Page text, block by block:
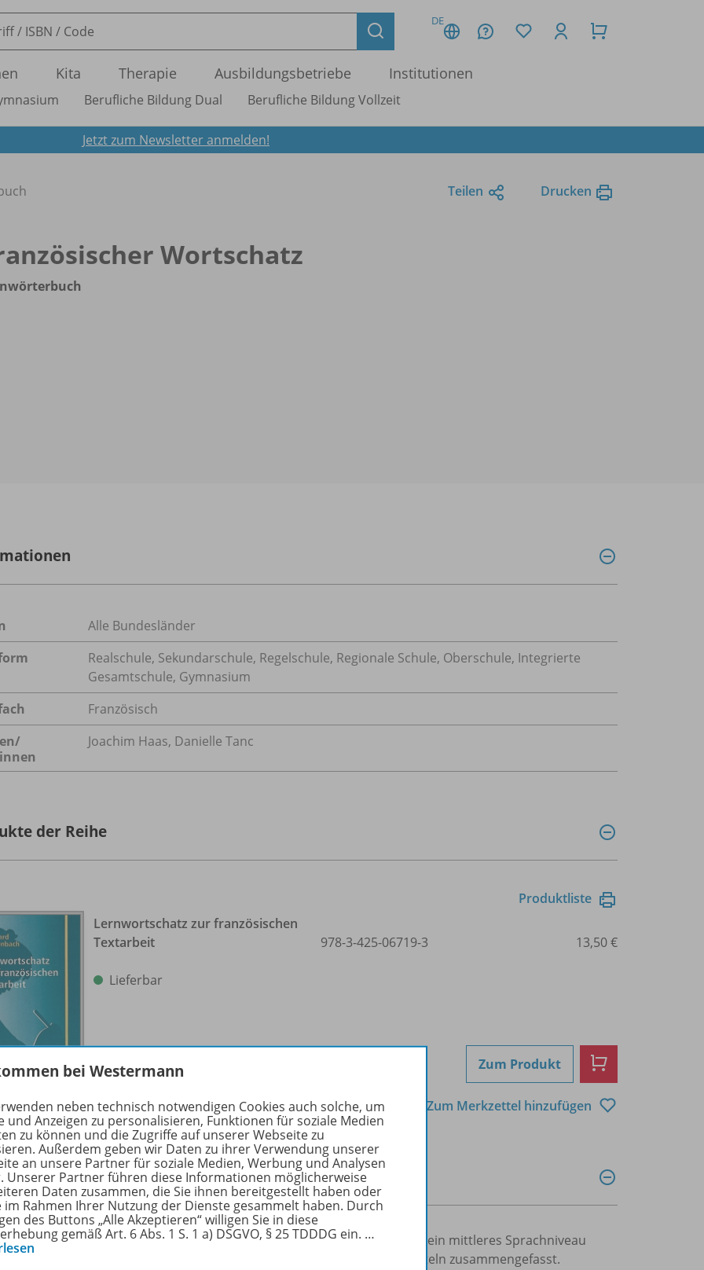
DE
Kita Therapie Ausbildungsbetriebe Institutionen
Berufliche Bildung Dual Berufliche Bildung Vollzeit
Jetzt zum Newsletter anmelden!
Teilen Drucken
Wortschatz
Alle Bundesländer
Realschule, Sekundarschule, Regelschule, Regionale Schule, Oberschule, Integrierte
Gesamtschule, Gymnasium
Französisch
Joachim Haas, Danielle Tanc
der Reihe
Produktliste
Lernwortschatz zur französischen
Textarbeit
Lieferbar
978-3-425-06719-3 13,50 €
Zum Produkt
Zum Merkzettel hinzufügen
Aufbau eines aktiven Sprachgebrauchs – mündlich und schriftlich. Auf ein mittleres Sprachniveau
Über 5000 Stichwörter sind in Wortfeldern geordnet und in Kapiteln zusammengefasst.
bei Westermann
neben technisch notwendigen Cookies auch solche, um
und Anzeigen zu personalisieren, Funktionen für soziale Medien
zu können und die Zugriffe auf unserer Webseite zu
Außerdem geben wir Daten zu ihrer Verwendung unserer
an unsere Partner für soziale Medien, Werbung und Analysen
Unserer Partner führen diese Informationen möglicherweise
Daten zusammen, die Sie ihnen bereitgestellt haben oder
im Rahmen Ihrer Nutzung der Dienste gesammelt haben. Durch
des Buttons „Alle Akzeptieren“ willigen Sie in diese
gemäß Art. 6 Abs. 1 S. 1 a) DSGVO, § 25 TDDDG ein. …